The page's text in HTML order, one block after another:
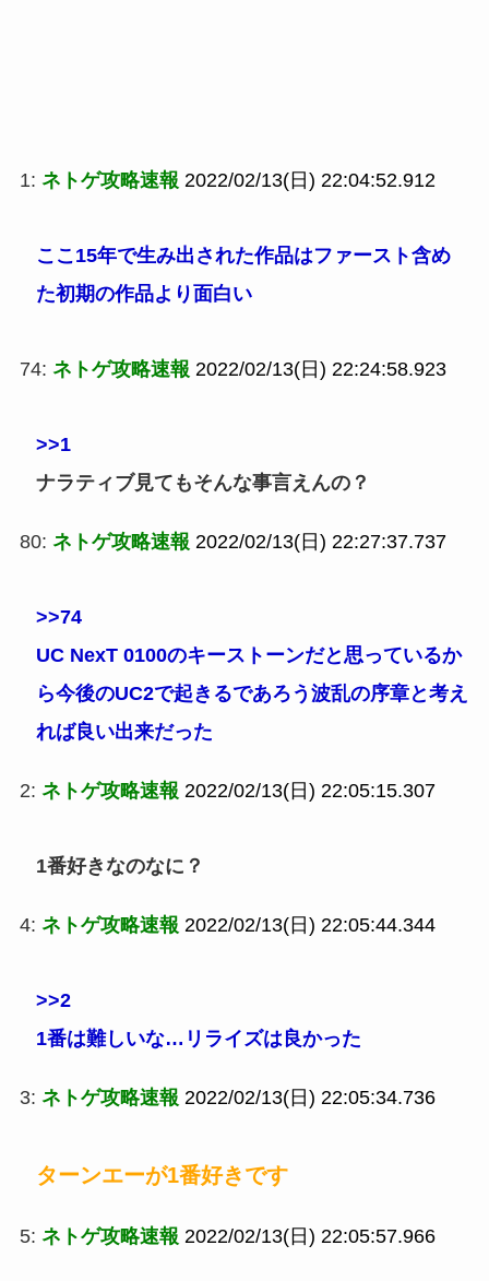
1: ネトゲ攻略速報 2022/02/13(日) 22:04:52.912
ここ15年で生み出された作品はファースト含め
た初期の作品より面白い
74: ネトゲ攻略速報 2022/02/13(日) 22:24:58.923
>>1
ナラティブ見てもそんな事言えんの？
80: ネトゲ攻略速報 2022/02/13(日) 22:27:37.737
>>74
UC NexT 0100のキーストーンだと思っているか
ら今後のUC2で起きるであろう波乱の序章と考え
れば良い出来だった
2: ネトゲ攻略速報 2022/02/13(日) 22:05:15.307
1番好きなのなに？
4: ネトゲ攻略速報 2022/02/13(日) 22:05:44.344
>>2
1番は難しいな…リライズは良かった
3: ネトゲ攻略速報 2022/02/13(日) 22:05:34.736
ターンエーが1番好きです
5: ネトゲ攻略速報 2022/02/13(日) 22:05:57.966